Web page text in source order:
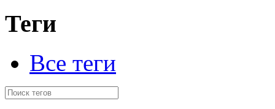
Теги
Все теги